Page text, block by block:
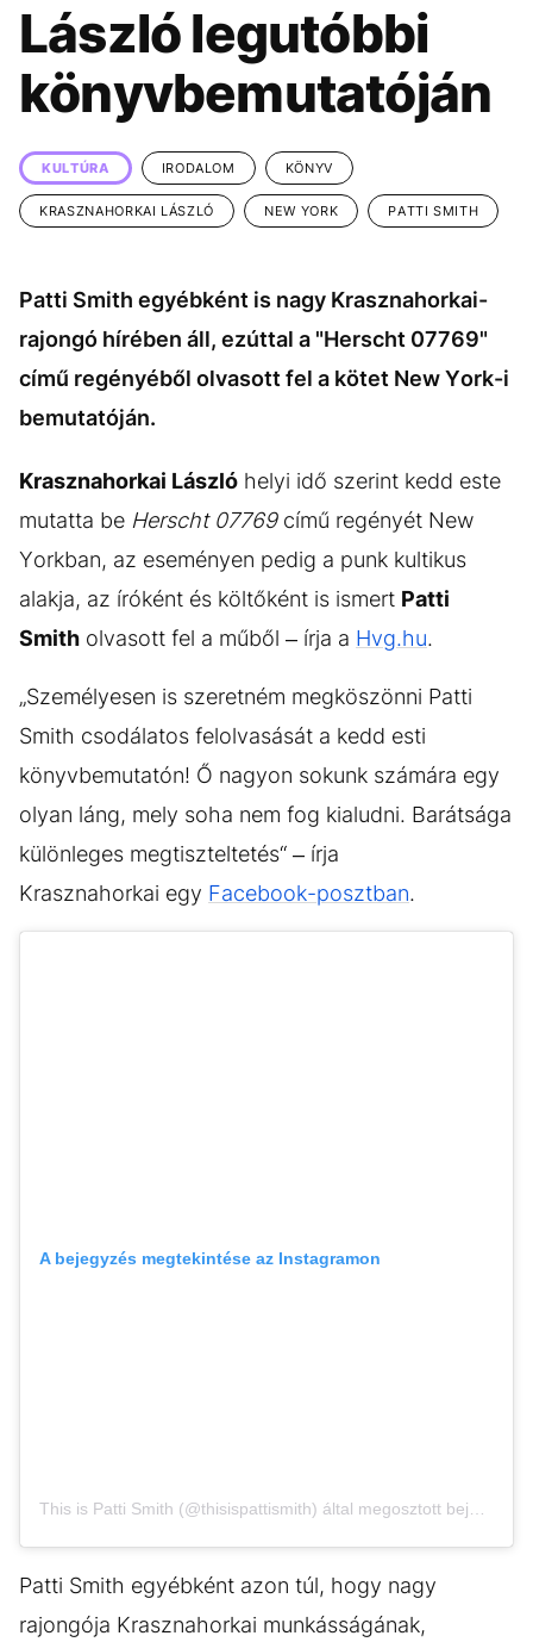
KÖZÉLET UTAZÁS
ÉLETMÓD DESIGN
BESZÉLGETÉSEK ARCOK
VIDEÓ TÖRTÉNETEK
GASZTRO
László legutóbbi
könyvbemutatóján
KULTÚRA IRODALOM KÖNYV
KRASZNAHORKAI LÁSZLÓ NEW YORK PATTI SMITH
Patti Smith egyébként is nagy Krasznahorkai-
rajongó hírében áll, ezúttal a "Herscht 07769"
című regényéből olvasott fel a kötet New York-i
bemutatóján.
Krasznahorkai László helyi idő szerint kedd este
mutatta be Herscht 07769című regényét New
Yorkban, az eseményen pedig a punk kultikus
alakja, az íróként és költőként is ismert Patti
Smith olvasott fel a műből – írja a Hvg.hu.
„Személyesen is szeretném megköszönni Patti
Smith csodálatos felolvasását a kedd esti
könyvbemutatón! Ő nagyon sokunk számára egy
olyan láng, mely soha nem fog kialudni. Barátsága
különleges megtiszteltetés“ – írja
Krasznahorkai egy Facebook-posztban.
A bejegyzés megtekintése az Instagramon
Patti Smith egyébként azon túl, hogy nagy
rajongója Krasznahorkai munkásságának,